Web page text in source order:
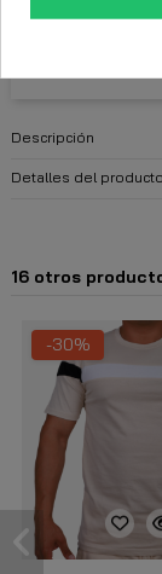
Descripción
Detalles del producto
16 otros
-30%